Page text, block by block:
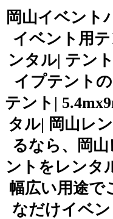
岡山イベント
イベント用
ンタル| テン
イプテント
テント|
タル| 岡山レ
るなら、岡
ントをレンタ
幅広い用途で
なだけイベ